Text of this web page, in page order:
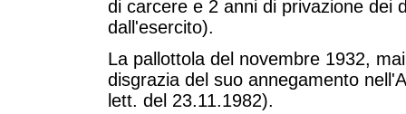
di carcere e 2 anni di privazione dei
dall'esercito).
La pallottola del novembre 1932,
disgrazia del suo annegamento
lett. del 23.11.1982).